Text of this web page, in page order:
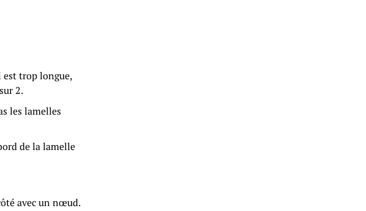
est trop longue,
2.
les lamelles
de la lamelle
avec un nœud.